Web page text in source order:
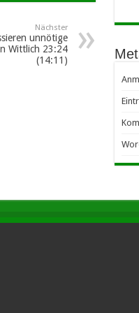
Nächster
unnötige
Wittlich 23:24
(14:11)